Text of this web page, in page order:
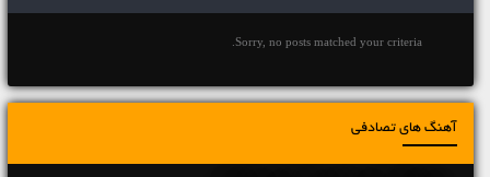
Sorry, no posts matched your criteria.
آهنگ های تصادفی